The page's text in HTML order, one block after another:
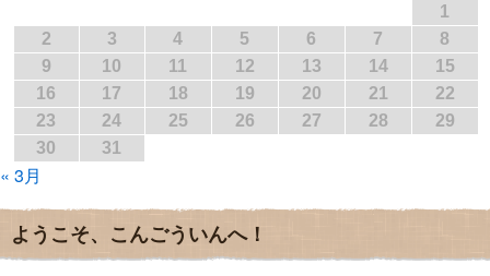
2017年3月(1)
2017年2月(1)
2017年1月(2)
2016年12月(4)
2016年11月(3)
2016年10月(1)
2016年9月
2016年6月
(2)
2016年5月(3)
1
2
3 4 5 6 7
8
9
10 11 12 13 14
15
16
17 18 19 20 21
22
23
24 25 26 27 28
29
30
31
« 3月
ようこそ、こんごういんへ！